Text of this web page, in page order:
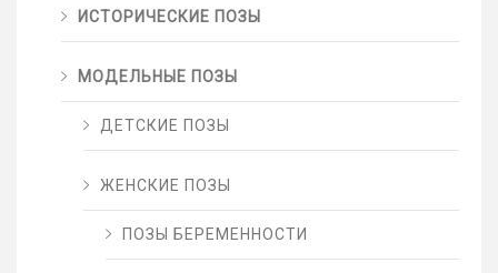
ИСТОРИЧЕСКИЕ ПОЗЫ
МОДЕЛЬНЫЕ ПОЗЫ
ДЕТСКИЕ ПОЗЫ
ЖЕНСКИЕ ПОЗЫ
ПОЗЫ БЕРЕМЕННОСТИ